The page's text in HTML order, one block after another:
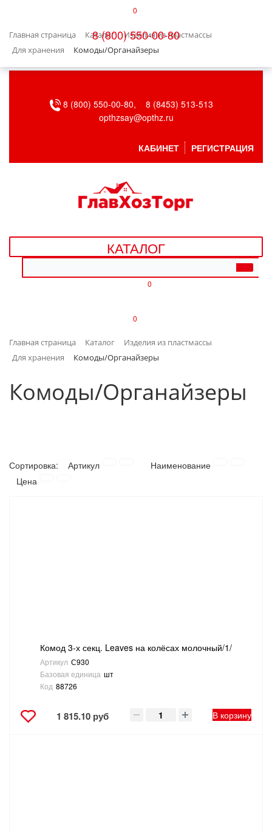
0
8 (800) 550-00-80
Главная страница Каталог
Изделия из пластмассы
Для хранения
Комоды/Органайзеры
БЫТОВАЯ ТЕХНИКА
ВЕНТИЛЯЦИЯ
ДАЧА, САД И ОГОРОД
ДЕТСКИЕ ТОВАРЫ
ИНТЕРЬЕР
ЛАКОКРАСОЧНЫЕ МАТЕРИАЛЫ
СНЕГОУБОРОЧНЫЙ ИНВЕНТАРЬ
СТРЕМЯНКИ,ЛЕСТНИЦЫ
СТРОИТЕЛЬНЫЕ И ОТДЕЛОЧНЫЕ МАТЕРИАЛЫ
8 (800) 550-00-80,
8 (8453) 513-513
opthzsay@opthz.ru
КАБИНЕТ РЕГИСТРАЦИЯ
КАТАЛОГ
0
0
Главная страница Каталог
Изделия из пластмассы
Для хранения
Комоды/Органайзеры
Комоды/Органайзеры
Сортировка: Артикул
Наименование
Цена
Комод 3-х секц. Leaves на колёсах молочный/1/
Артикул С930
Базовая единица шт
Код 88726
1 815.10 руб В корзину